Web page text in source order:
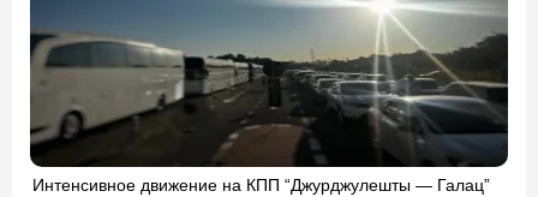
Интенсивное движение на КПП “Джурджулешты — Галац”